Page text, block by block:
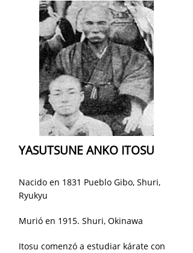
YASUTSUNE ANKO ITOSU
Nacido en 1831 Pueblo Gibo, Shuri,
Ryukyu
Murió en 1915. Shuri, Okinawa
Itosu comenzó a estudiar kárate con